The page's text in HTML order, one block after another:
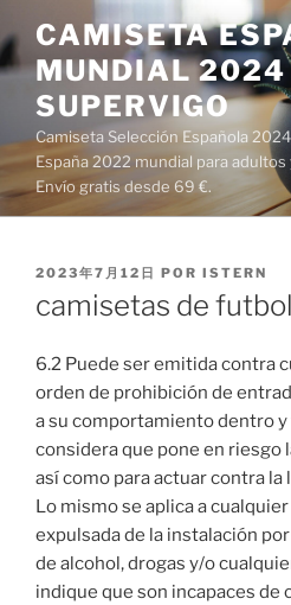
al
contenido
CAMISETA
MUNDIAL 2024
SUPERVIGO
Camiseta Selección Española
España 2022 mundial para
Envío gratis desde 69 €.
PUBLICADO
2023年7月12日 POR ISTERN
camisetas de
6.2 Puede ser emitida contra
orden de prohibición de
a su comportamiento dentro y
considera que pone en riesgo
así como para actuar contra la
Lo mismo se aplica a
expulsada de la instalación
de alcohol, drogas y/o
indique que son incapaces de